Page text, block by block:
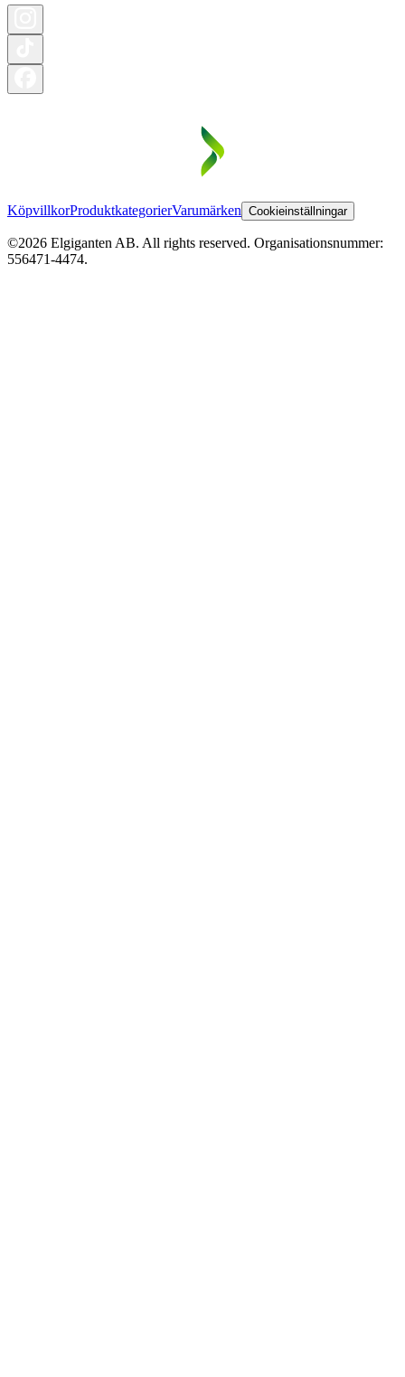
KöpvillkorProduktkategorierVarumärken Cookieinställningar
©2026 Elgiganten AB. All rights reserved. Organisationsnummer:
556471-4474.